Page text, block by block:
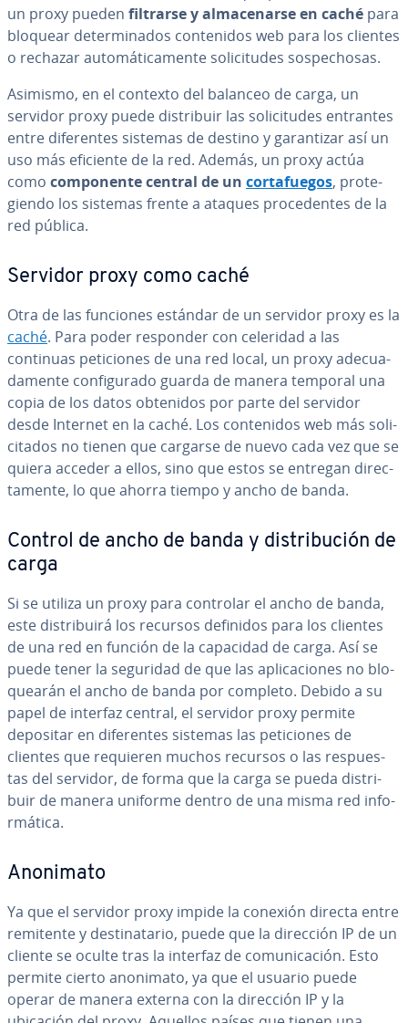
un proxy pueden filtrarse y al­ma­ce­nar­se en caché para
bloquear de­te­r­mi­na­dos co­n­te­ni­dos web para los clientes
o rechazar au­to­má­ti­ca­me­n­te so­li­ci­tu­des so­s­pe­cho­sas.
Asimismo, en el contexto del balanceo de carga, un
servidor proxy puede di­s­tri­buir las so­li­ci­tu­des entrantes
entre di­fe­re­n­tes sistemas de destino y ga­ra­n­ti­zar así un
uso más eficiente de la red. Además, un proxy actúa
como co­m­po­ne­n­te central de un co­r­ta­fue­gos, pro­te­
gie­n­do los sistemas frente a ataques pro­ce­de­n­tes de la
red pública.
Servidor proxy como caché
Otra de las funciones estándar de un servidor proxy es la
caché. Para poder responder con celeridad a las
continuas pe­ti­cio­nes de una red local, un proxy ade­cua­
da­me­n­te co­n­fi­gu­ra­do guarda de manera temporal una
copia de los datos obtenidos por parte del servidor
desde Internet en la caché. Los co­n­te­ni­dos web más so­li­
ci­ta­dos no tienen que cargarse de nuevo cada vez que se
quiera acceder a ellos, sino que estos se entregan di­re­c­
ta­me­n­te, lo que ahorra tiempo y ancho de banda.
Control de ancho de banda y di­s­tri­bu­ción de
carga
Si se utiliza un proxy para controlar el ancho de banda,
este di­s­tri­bui­rá los recursos definidos para los clientes
de una red en función de la capacidad de carga. Así se
puede tener la seguridad de que las apli­ca­cio­nes no blo­
quea­rán el ancho de banda por completo. Debido a su
papel de interfaz central, el servidor proxy permite
depositar en di­fe­re­n­tes sistemas las pe­ti­cio­nes de
clientes que requieren muchos recursos o las re­s­pue­s­
tas del servidor, de forma que la carga se pueda di­s­tri­
buir de manera uniforme dentro de una misma red in­fo­
r­má­ti­ca.
Anonimato
Ya que el servidor proxy impide la conexión directa entre
remitente y de­s­ti­na­ta­rio, puede que la dirección IP de un
cliente se oculte tras la interfaz de co­mu­ni­ca­ción. Esto
permite cierto anonimato, ya que el usuario puede
operar de manera externa con la dirección IP y la